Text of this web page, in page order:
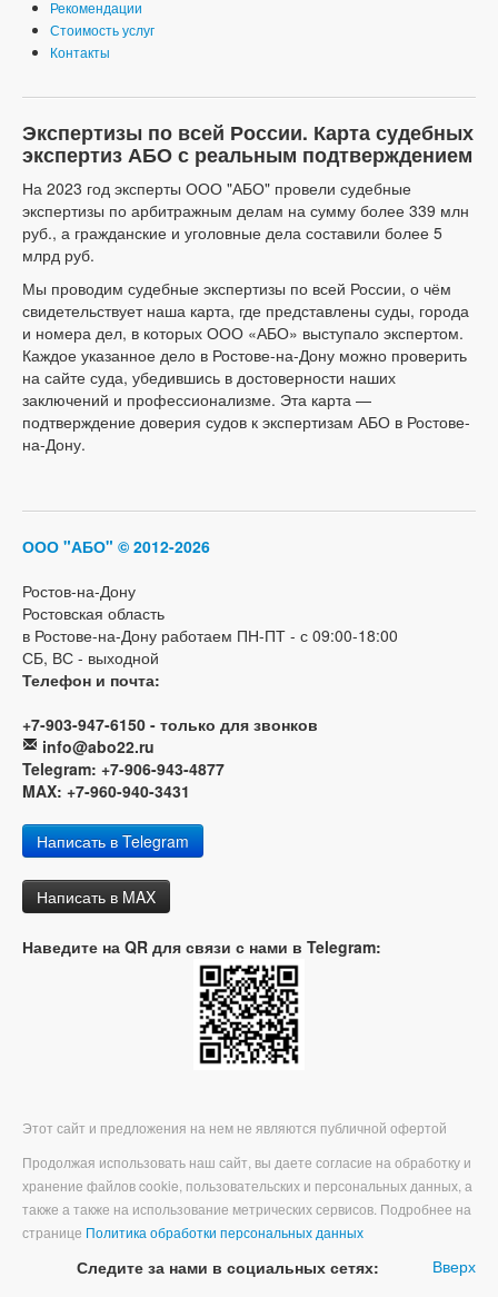
Рекомендации
Стоимость услуг
Контакты
Экспертизы по всей России. Карта судебных
экспертиз АБО с реальным подтверждением
На 2023 год эксперты ООО "АБО" провели судебные
экспертизы по арбитражным делам на сумму более 339 млн
руб., а гражданские и уголовные дела составили более 5
млрд руб.
Мы проводим судебные экспертизы по всей России, о чём
свидетельствует наша карта, где представлены суды, города
и номера дел, в которых ООО «АБО» выступало экспертом.
Каждое указанное дело в Ростове-на-Дону можно проверить
на сайте суда, убедившись в достоверности наших
заключений и профессионализме. Эта карта —
подтверждение доверия судов к экспертизам АБО в Ростове-
на-Дону.
ООО "АБО" © 2012-2026
Ростов-на-Дону
Ростовская область
в Ростове-на-Дону работаем ПН-ПТ - с 09:00-18:00
СБ, ВС - выходной
Телефон и почта:
+7-903-947-6150 - только для звонков
info@abo22.ru
Telegram: +7-906-943-4877
MAX: +7-960-940-3431
Написать в Telegram
Написать в MAX
Наведите на QR для связи с нами в Telegram:
Этот сайт и предложения на нем не являются публичной офертой
Продолжая использовать наш сайт, вы даете согласие на обработку и
хранение файлов cookie, пользовательских и персональных данных, а
также а также на использование метрических сервисов. Подробнее на
странице Политика обработки персональных данных
Вверх
Следите за нами в социальных сетях: